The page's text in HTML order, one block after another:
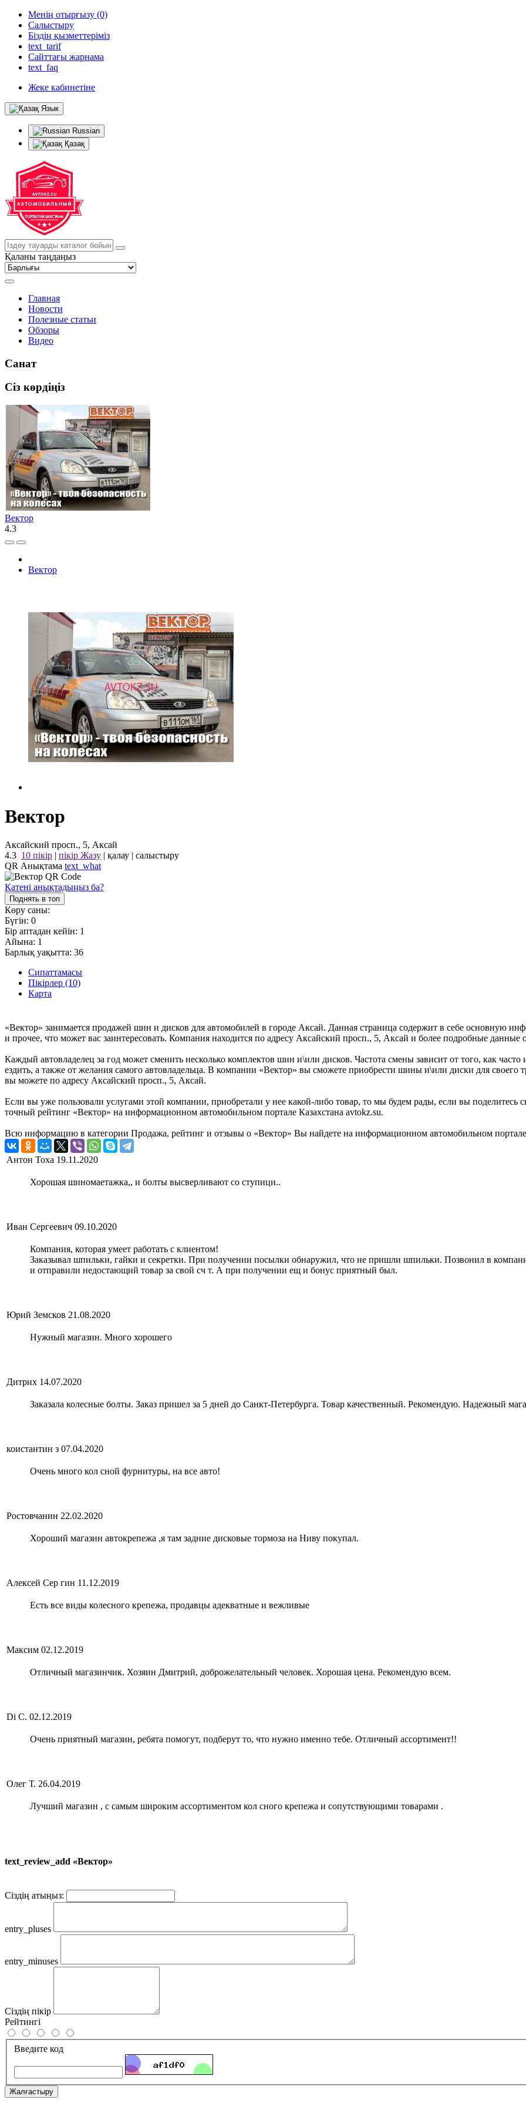
Менің отырғызу (0)
Салыстыру
Біздің қызметтеріміз
text_tarif
Сайттағы жарнама
text_faq
Жеке кабинетіне
Язык
Russian
Қазақ
Қаланы таңдаңыз
Главная
Новости
Полезные статьи
Обзоры
Видео
Санат
Сіз көрдіңіз
Вектор
4.3
Вектор
Вектор
Аксайский просп., 5, Аксай
4.3 10 пікір | пікір Жазу | қалау | салыстыру
QR Анықтама text_what
Қатені анықтадыңыз ба?
Поднять в топ
Көру саны:
Бүгін: 0
Бір аптадан кейін: 1
Айына: 1
Барлық уақытта: 36
Сипаттамасы
Пікірлер (10)
Карта
«Вектор» занимается продажей шин и дисков для автомобилей в городе Аксай. Данная страница содержит в себе основную
и прочее, что может вас заинтересовать. Компания находится по адресу Аксайский просп., 5, Аксай и более подробные
Каждый автовладелец за год может сменить несколько комплектов шин и\или дисков. Частота смены зависит от того, как
ездить, а также от желания самого автовладельца. В компании «Вектор» вы сможете приобрести шины и\или диски для своего
вы можете по адресу Аксайский просп., 5, Аксай.
Если вы уже пользовали услугами этой компании, приобретали у нее какой-либо товар, то мы будем рады, если вы
точный рейтинг «Вектор» на информационном автомобильном портале Казахстана avtokz.su.
Всю информацию в категории Продажа, рейтинг и отзывы о «Вектор» Вы найдете на информационном автомобильном портале
Антон Тоха 19.11.2020
Хорошая шиномаетажка,, и болты высверливают со ступици..
Иван Сергеевич 09.10.2020
Компания, которая умеет работать с клиентом!
Заказывал шпильки, гайки и секретки. При получении посылки обнаружил, что не пришли шпильки. Позвонил в
и отправили недостающий товар за свой сч т. А при получении ещ и бонус приятный был.
Юрий Земсков 21.08.2020
Нужный магазин. Много хорошего
Дитрих 14.07.2020
Заказала колесные болты. Заказ пришел за 5 дней до Санкт-Петербурга. Товар качественный. Рекомендую. Надежный
коистантин з 07.04.2020
Очень много кол сной фурнитуры, на все авто!
Ростовчанин 22.02.2020
Хороший магазин автокрепежа ,я там задние дисковые тормоза на Ниву покупал.
Алексей Сер гин 11.12.2019
Есть все виды колесного крепежа, продавцы адекватные и вежливые
Максим 02.12.2019
Отличный магазинчик. Хозяин Дмитрий, доброжелательный человек. Хорошая цена. Рекомендую всем.
Di C. 02.12.2019
Очень приятный магазин, ребята помогут, подберут то, что нужно именно тебе. Отличный ассортимент!!
Олег Т. 26.04.2019
Лучший магазин , с самым широким ассортиментом кол сного крепежа и сопутствующими товарами .
text_review_add «Вектор»
Сіздің атыңыз:
entry_pluses
entry_minuses
Сіздің пікір
Рейтингі
Введите код
Жалғастыру